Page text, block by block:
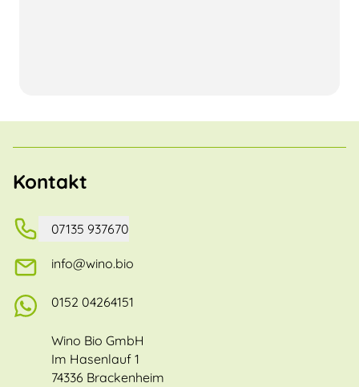
Kontakt
07135 937670
info@wino.bio
0152 04264151
Wino Bio GmbH
Im Hasenlauf 1
74336 Brackenheim